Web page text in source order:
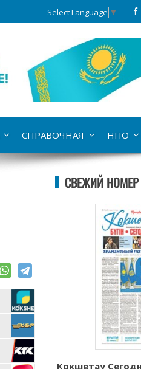
Select Language ▼
СПРАВОЧНАЯ НПО
СВЕЖИЙ НОМЕР
Кокшетау